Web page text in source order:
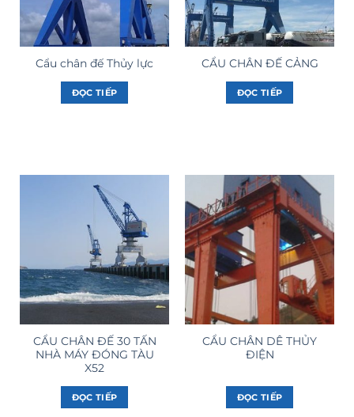
Cẩu chân đế Thủy lực
ĐỌC TIẾP
CẨU CHÂN ĐẾ CẢNG
ĐỌC TIẾP
CẨU CHÂN ĐẾ 30 TẤN
NHÀ MÁY ĐÓNG TÀU
X52
ĐỌC TIẾP
CẨU CHÂN DÊ THỦY
ĐIỆN
ĐỌC TIẾP